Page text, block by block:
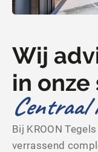
Wij
in
Centraal
Bij KROON
verrassend